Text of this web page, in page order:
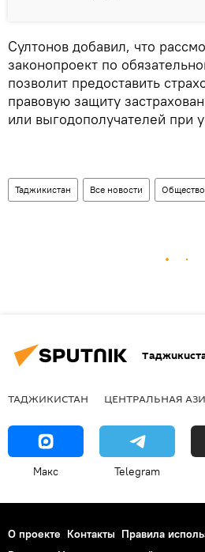
Султонов добавил, что
законопроект по
позволит предоставить
правовую защиту
или выгодополучателей при
Таджикистан Все новости Общество
ТАДЖИКИСТАН ЦЕНТРАЛЬНАЯ
Макс Telegram
О проекте Контакты Правила